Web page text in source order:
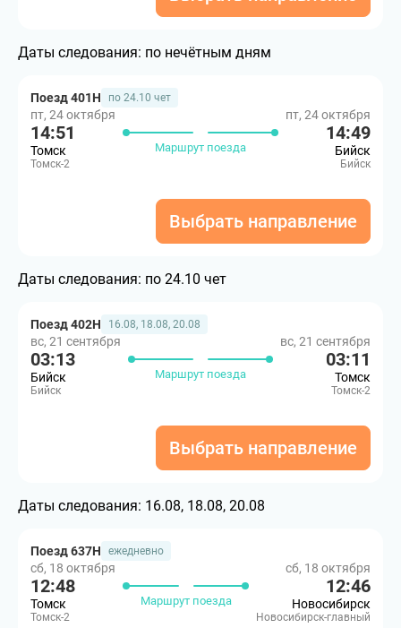
Даты следования: по нечётным дням
Поезд 401Н по 24.10 чет
пт, 24 октября
14:51
Томск
Томск-2
Маршрут поезда
пт, 24 октября
14:49
Бийск
Бийск
Выбрать направление
Даты следования: по 24.10 чет
Поезд 402Н 16.08, 18.08, 20.08
вс, 21 сентября
03:13
Бийск
Бийск
Маршрут поезда
вс, 21 сентября
03:11
Томск
Томск-2
Выбрать направление
Даты следования: 16.08, 18.08, 20.08
Поезд 637Н ежедневно
сб, 18 октября
12:48
Томск
Томск-2
Маршрут поезда
сб, 18 октября
12:46
Новосибирск
Новосибирск-главный